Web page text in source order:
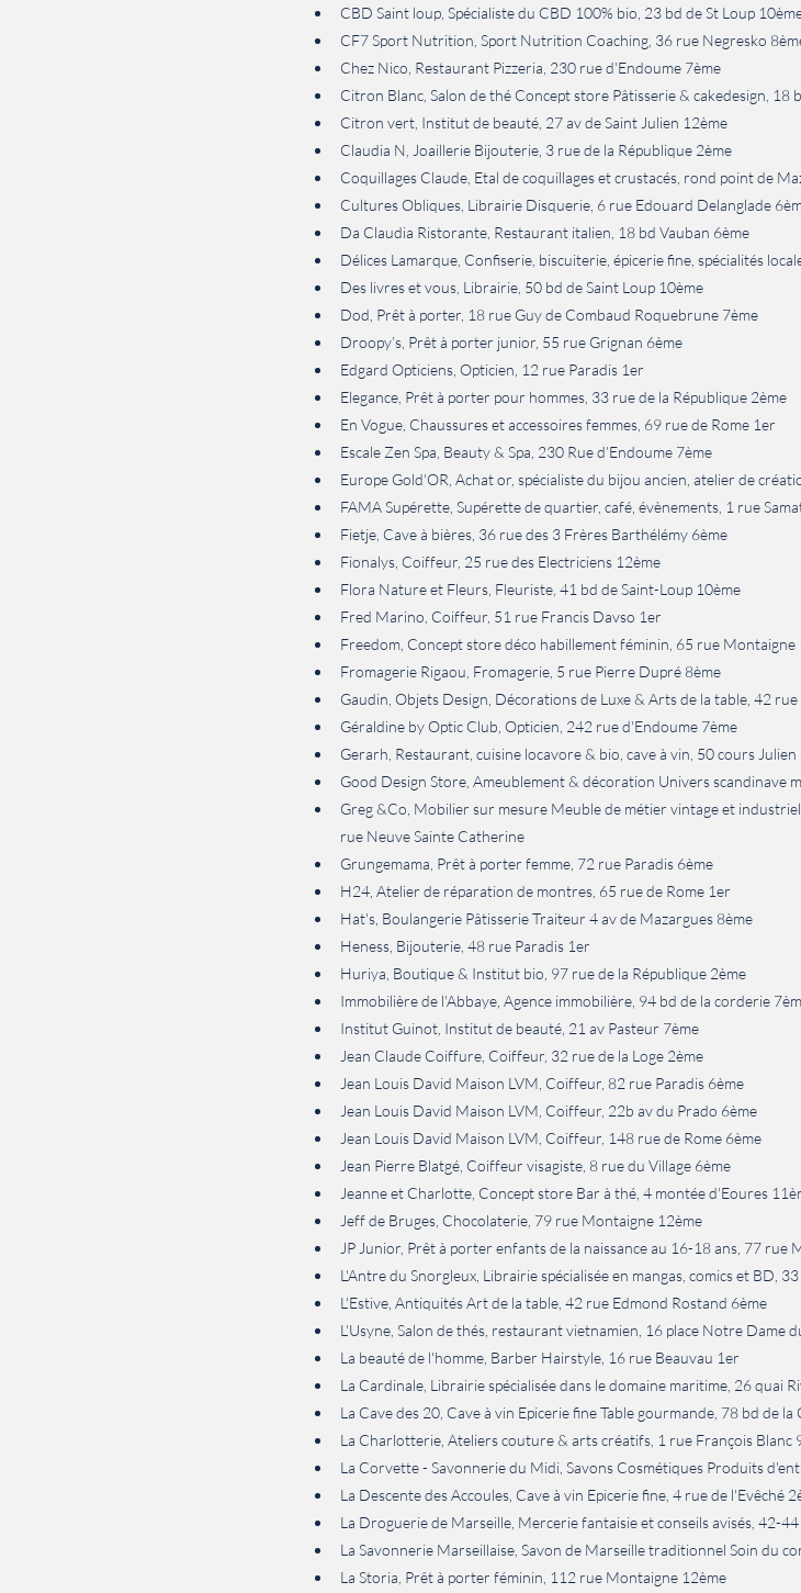
CBD Saint loup, Spécialiste du CBD 100% bio, 23 bd de St Loup
CF7 Sport Nutrition, Sport Nutrition Coaching, 36 rue Negresko
Chez Nico, Restaurant Pizzeria, 230 rue d'Endoume 7ème
Citron Blanc, Salon de thé Concept store Pâtisserie & cakedesign, 18
Citron vert, Institut de beauté, 27 av de Saint Julien 12ème
Claudia N, Joaillerie Bijouterie, 3 rue de la République 2ème
Coquillages Claude, Etal de coquillages et crustacés, rond point de
Cultures Obliques, Librairie Disquerie, 6 rue Edouard Delanglade
Da Claudia Ristorante, Restaurant italien, 18 bd Vauban 6ème
Délices Lamarque, Confiserie, biscuiterie, épicerie fine, spécialités
Des livres et vous, Librairie, 50 bd de Saint Loup 10ème
Dod, Prêt à porter, 18 rue Guy de Combaud Roquebrune 7ème
Droopy’s, Prêt à porter junior, 55 rue Grignan 6ème
Edgard Opticiens, Opticien, 12 rue Paradis 1er
Elegance, Prêt à porter pour hommes, 33 rue de la République 2ème
En Vogue, Chaussures et accessoires femmes, 69 rue de Rome 1er
Escale Zen Spa, Beauty & Spa, 230 Rue d’Endoume 7ème
Europe Gold'OR, Achat or, spécialiste du bijou ancien, atelier de
FAMA Supérette, Supérette de quartier, café, évènements, 1 rue
Fietje, Cave à bières, 36 rue des 3 Frères Barthélémy 6ème
Fionalys, Coiffeur, 25 rue des Electriciens 12ème
Flora Nature et Fleurs, Fleuriste, 41 bd de Saint-Loup 10ème
Fred Marino, Coiffeur, 51 rue Francis Davso 1er
Freedom, Concept store déco habillement féminin, 65 rue Montaigne
Fromagerie Rigaou, Fromagerie, 5 rue Pierre Dupré 8ème
Gaudin, Objets Design, Décorations de Luxe & Arts de la table, 42
Géraldine by Optic Club, Opticien, 242 rue d'Endoume 7ème
Gerarh, Restaurant, cuisine locavore & bio, cave à vin, 50 cours Julien
Good Design Store, Ameublement & décoration Univers scandinave
Greg &Co, Mobilier sur mesure Meuble de métier vintage et
rue Neuve Sainte Catherine
Grungemama, Prêt à porter femme, 72 rue Paradis 6ème
H24, Atelier de réparation de montres, 65 rue de Rome 1er
Hat's, Boulangerie Pâtisserie Traiteur 4 av de Mazargues 8ème
Heness, Bijouterie, 48 rue Paradis 1er
Huriya, Boutique & Institut bio, 97 rue de la République 2ème
Immobilière de l'Abbaye, Agence immobilière, 94 bd de la corderie
Institut Guinot, Institut de beauté, 21 av Pasteur 7ème
Jean Claude Coiffure, Coiffeur, 32 rue de la Loge 2ème
Jean Louis David Maison LVM, Coiffeur, 82 rue Paradis 6ème
Jean Louis David Maison LVM, Coiffeur, 22b av du Prado 6ème
Jean Louis David Maison LVM, Coiffeur, 148 rue de Rome 6ème
Jean Pierre Blatgé, Coiffeur visagiste, 8 rue du Village 6ème
Jeanne et Charlotte, Concept store Bar à thé, 4 montée d'Eoures
Jeff de Bruges, Chocolaterie, 79 rue Montaigne 12ème
JP Junior, Prêt à porter enfants de la naissance au 16-18 ans, 77 rue
L'Antre du Snorgleux, Librairie spécialisée en mangas, comics et BD,
L'Estive, Antiquités Art de la table, 42 rue Edmond Rostand 6ème
L'Usyne, Salon de thés, restaurant vietnamien, 16 place Notre Dame
La beauté de l'homme, Barber Hairstyle, 16 rue Beauvau 1er
La Cardinale, Librairie spécialisée dans le domaine maritime, 26 quai
La Cave des 20, Cave à vin Epicerie fine Table gourmande, 78 bd de
La Charlotterie, Ateliers couture & arts créatifs, 1 rue François Blanc
La Corvette - Savonnerie du Midi, Savons Cosmétiques Produits
La Descente des Accoules, Cave à vin Epicerie fine, 4 rue de l'Evêché
La Droguerie de Marseille, Mercerie fantaisie et conseils avisés, 42-
La Savonnerie Marseillaise, Savon de Marseille traditionnel Soin du
La Storia, Prêt à porter féminin, 112 rue Montaigne 12ème